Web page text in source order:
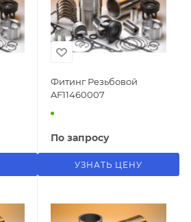
Фитинг Резьбовой
AF11460007
По запросу
УЗНАТЬ ЦЕНУ